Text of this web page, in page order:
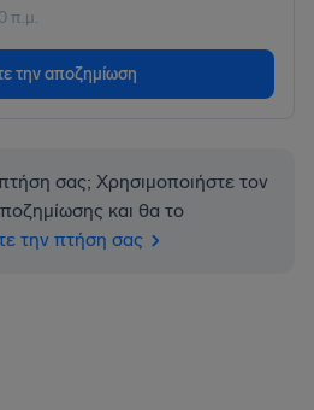
π.μ.
την αποζημίωση
σας; Χρησιμοποιήστε τον
και θα το
την πτήση σας